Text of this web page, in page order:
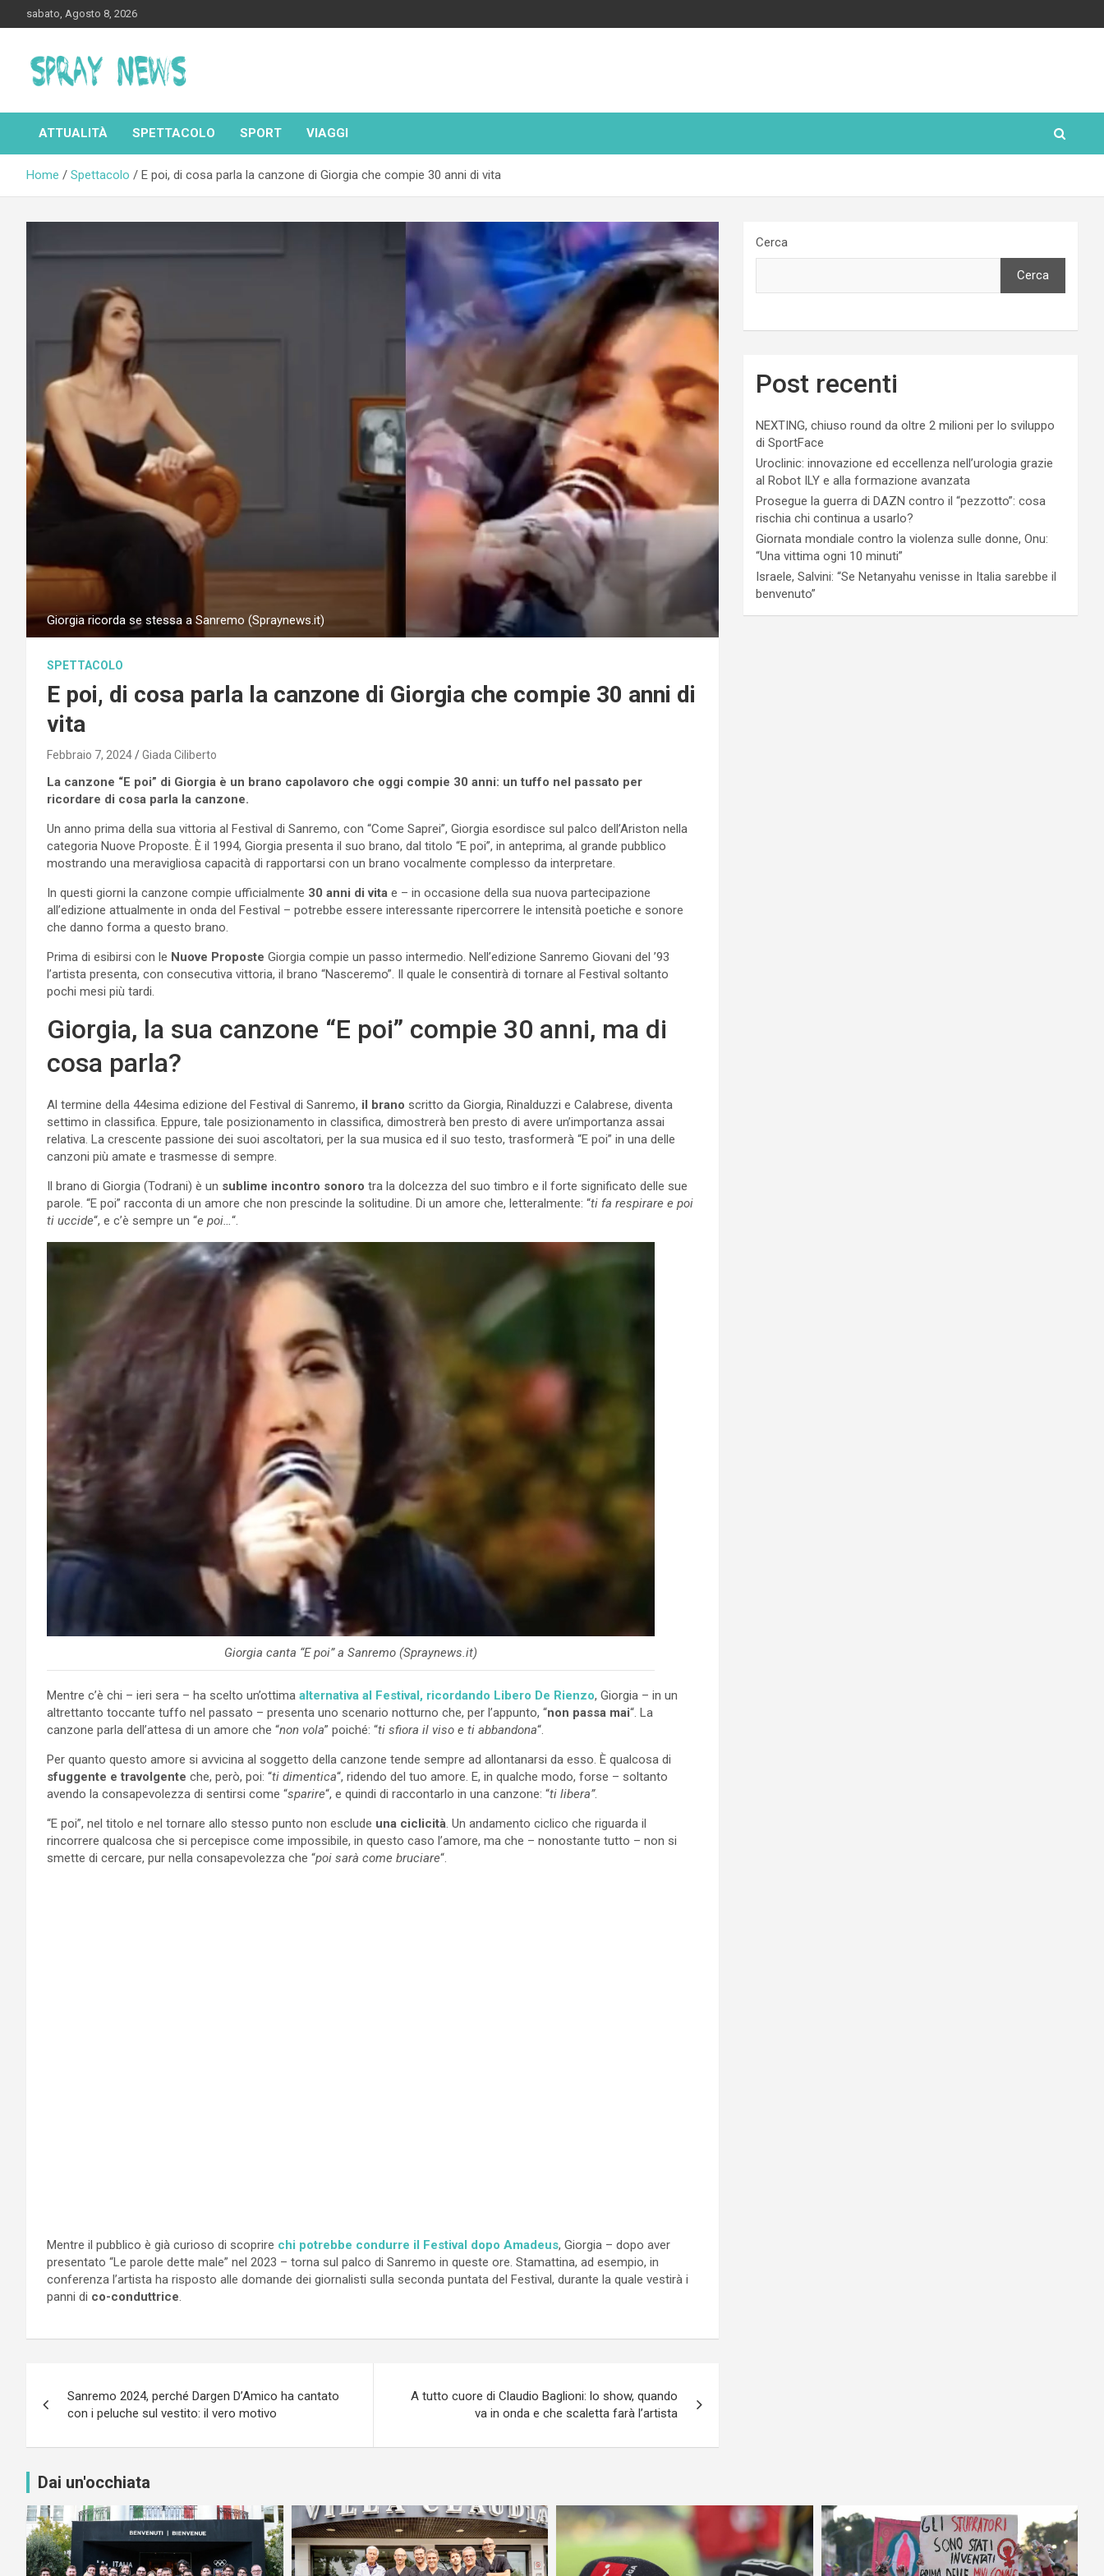
to
sabato, Agosto 8, 2026
Spraynews.it
ATTUALITÀ SPETTACOLO SPORT VIAGGI
Home Spettacolo E poi, di cosa parla la canzone di Giorgia che compie 30 anni di vita
Giorgia ricorda se stessa a Sanremo (Spraynews.it)
SPETTACOLO
E poi, di cosa parla la canzone di Giorgia che compie 30 anni di
vita
Febbraio 7, 2024 Giada Ciliberto
La canzone “E poi” di Giorgia è un brano capolavoro che oggi compie 30 anni: un tuffo nel passato per
ricordare di cosa parla la canzone.
Un anno prima della sua vittoria al Festival di Sanremo, con “Come Saprei”, Giorgia esordisce sul palco dell’Ariston nella
categoria Nuove Proposte. È il 1994, Giorgia presenta il suo brano, dal titolo “E poi”, in anteprima, al grande pubblico
mostrando una meravigliosa capacità di rapportarsi con un brano vocalmente complesso da interpretare.
In questi giorni la canzone compie ufficialmente 30 anni di vita e – in occasione della sua nuova partecipazione
all’edizione attualmente in onda del Festival – potrebbe essere interessante ripercorrere le intensità poetiche e sonore
che danno forma a questo brano.
Prima di esibirsi con le Nuove Proposte Giorgia compie un passo intermedio. Nell’edizione Sanremo Giovani del ’93
l’artista presenta, con consecutiva vittoria, il brano “Nasceremo”. Il quale le consentirà di tornare al Festival soltanto
pochi mesi più tardi.
Giorgia, la sua canzone “E poi” compie 30 anni, ma di
cosa parla?
Al termine della 44esima edizione del Festival di Sanremo, il brano scritto da Giorgia, Rinalduzzi e Calabrese, diventa
settimo in classifica. Eppure, tale posizionamento in classifica, dimostrerà ben presto di avere un’importanza assai
relativa. La crescente passione dei suoi ascoltatori, per la sua musica ed il suo testo, trasformerà “E poi” in una delle
canzoni più amate e trasmesse di sempre.
Il brano di Giorgia (Todrani) è un sublime incontro sonoro tra la dolcezza del suo timbro e il forte significato delle sue
parole. “E poi” racconta di un amore che non prescinde la solitudine. Di un amore che, letteralmente: “ti fa respirare e poi
ti uccide“, e c’è sempre un “e poi… “.
Giorgia canta “E poi” a Sanremo (Spraynews.it)
Mentre c’è chi – ieri sera – ha scelto un’ottima alternativa al Festival, ricordando Libero De Rienzo, Giorgia – in un
altrettanto toccante tuffo nel passato – presenta uno scenario notturno che, per l’appunto, “non passa mai“. La
canzone parla dell’attesa di un amore che “non vola” poiché: “ti sfiora il viso e ti abbandona“.
Per quanto questo amore si avvicina al soggetto della canzone tende sempre ad allontanarsi da esso. È qualcosa di
sfuggente e travolgente che, però, poi: “ti dimentica“, ridendo del tuo amore. E, in qualche modo, forse – soltanto
avendo la consapevolezza di sentirsi come “sparire“, e quindi di raccontarlo in una canzone: “ti libera”.
“E poi”, nel titolo e nel tornare allo stesso punto non esclude una ciclicità . Un andamento ciclico che riguarda il
rincorrere qualcosa che si percepisce come impossibile, in questo caso l’amore, ma che – nonostante tutto – non si
smette di cercare, pur nella consapevolezza che “poi sarà come bruciare“.
Mentre il pubblico è già curioso di scoprire chi potrebbe condurre il Festival dopo Amadeus, Giorgia – dopo aver
presentato “Le parole dette male” nel 2023 – torna sul palco di Sanremo in queste ore. Stamattina, ad esempio, in
conferenza l’artista ha risposto alle domande dei giornalisti sulla seconda puntata del Festival, durante la quale vestirà i
panni di co-conduttrice
articoli
Sanremo 2024, perché Dargen D’Amico ha cantato
con i peluche sul vestito: il vero motivo
A tutto cuore di Claudio Baglioni: lo show, quando
va in onda e che scaletta farà l’artista
Cerca
Cerca
Post recenti
NEXTING, chiuso round da oltre 2 milioni per lo sviluppo
di SportFace
Uroclinic: innovazione ed eccellenza nell’urologia grazie
al Robot ILY e alla formazione avanzata
Prosegue la guerra di DAZN contro il “pezzotto”: cosa
rischia chi continua a usarlo?
Giornata mondiale contro la violenza sulle donne, Onu:
“Una vittima ogni 10 minuti”
Israele, Salvini: “Se Netanyahu venisse in Italia sarebbe il
benvenuto”
Dai un'occhiata